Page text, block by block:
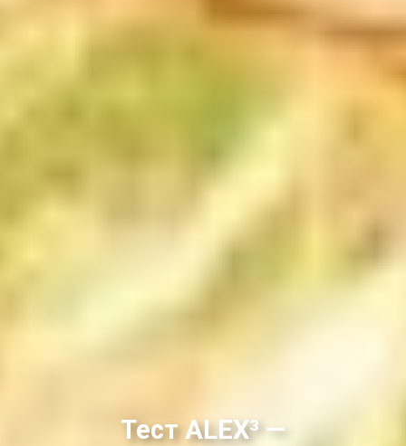
Тест ALEX³ —